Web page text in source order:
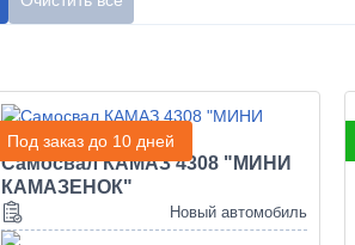
Под заказ до 10 дней
Самосвал КАМАЗ 4308 "МИНИ
КАМАЗЕНОК"
Новый автомобиль